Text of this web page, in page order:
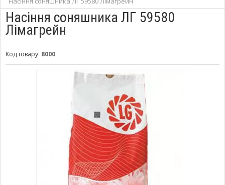
Насіння соняшника ЛГ 59580
Лімагрейн
Код товару: 8000